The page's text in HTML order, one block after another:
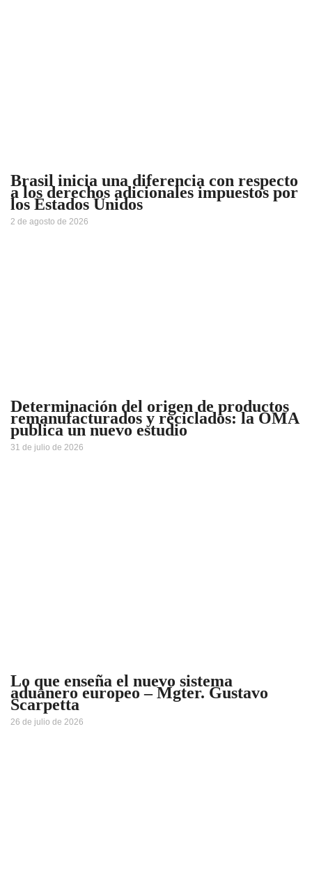
Brasil inicia una diferencia con respecto
a los derechos adicionales impuestos por
los Estados Unidos
2 de agosto de 2026
Determinación del origen de productos
remanufacturados y reciclados: la OMA
publica un nuevo estudio
31 de julio de 2026
Lo que enseña el nuevo sistema
aduanero europeo – Mgter. Gustavo
Scarpetta
26 de julio de 2026